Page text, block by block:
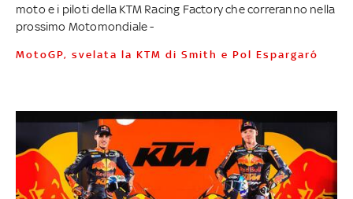
moto e i piloti della KTM Racing Factory che correranno nella
prossimo Motomondiale -
MotoGP, svelata la KTM di Smith e Pol Espargaró